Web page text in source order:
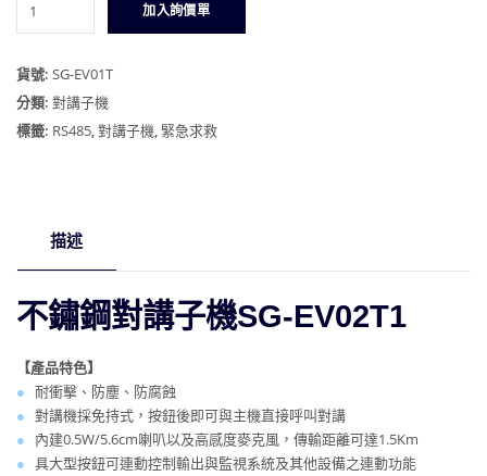
對
講
子
機
加入詢價單
貨號: SG-EV01T
分類: 對講子機
標籤: RS485,對講子機, 緊急求救
描述
不鏽鋼對講子機SG-EV02T1
【產品特色】
● 耐衝擊、防塵、防腐蝕
● 對講機採免持式，按鈕後即可與主機直接呼叫對講
● 內建0.5W/5.6cm喇叭以及高感度麥克風，傳輸距離可達1.5Km
● 具大型按鈕可連動控制輸出與監視系統及其他設備之連動功能